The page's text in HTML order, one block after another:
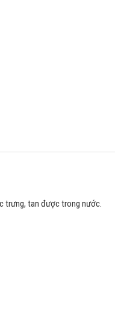
trưng, tan được trong nước.